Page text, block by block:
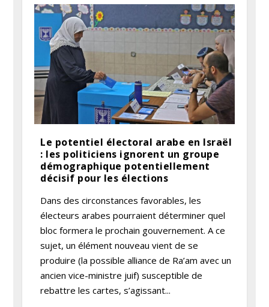
Le potentiel électoral arabe en Israël
: les politiciens ignorent un groupe
démographique potentiellement
décisif pour les élections
Dans des circonstances favorables, les
électeurs arabes pourraient déterminer quel
bloc formera le prochain gouvernement. A ce
sujet, un élément nouveau vient de se
produire (la possible alliance de Ra’am avec un
ancien vice-ministre juif) susceptible de
rebattre les cartes, s’agissant...